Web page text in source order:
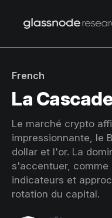
French
La
Le marché crypto
impressionnante, le
dollar et l'or. La
s'accentuer,
indicateurs et
rotation du capital.